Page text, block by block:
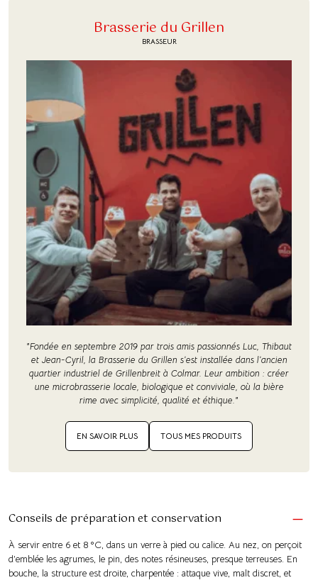
Brasserie du Grillen
BRASSEUR
"Fondée en septembre 2019 par trois amis passionnés Luc, Thibaut
et Jean-Cyril, la Brasserie du Grillen s’est installée dans l’ancien
quartier industriel de Grillenbreit à Colmar. Leur ambition : créer
une microbrasserie locale, biologique et conviviale, où la bière
rime avec simplicité, qualité et éthique."
EN SAVOIR PLUS TOUS MES PRODUITS
Conseils de préparation et conservation
À servir entre 6 et 8 °C, dans un verre à pied ou calice. Au nez, on perçoit
d’emblée les agrumes, le pin, des notes résineuses, presque terreuses. En
bouche, la structure est droite, charpentée : attaque vive, malt discret, et